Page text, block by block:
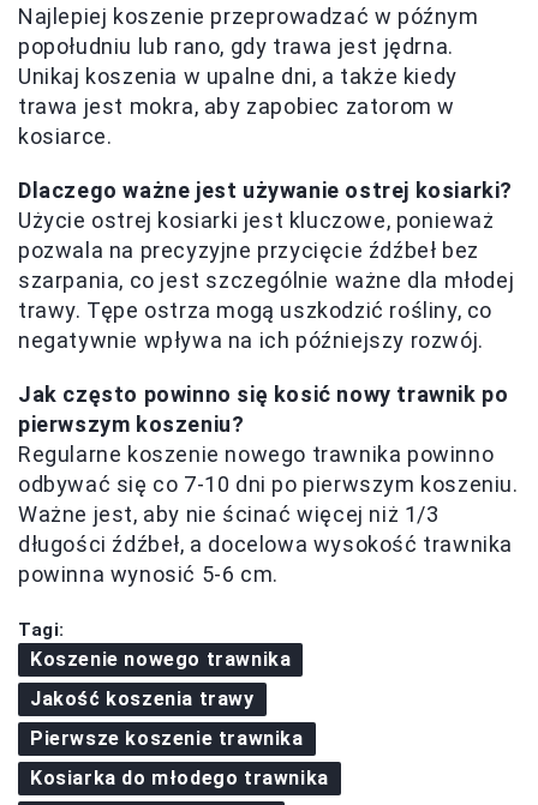
Najlepiej koszenie przeprowadzać w późnym
popołudniu lub rano, gdy trawa jest jędrna.
Unikaj koszenia w upalne dni, a także kiedy
trawa jest mokra, aby zapobiec zatorom w
kosiarce.
Dlaczego ważne jest używanie ostrej kosiarki?
Użycie ostrej kosiarki jest kluczowe, ponieważ
pozwala na precyzyjne przycięcie źdźbeł bez
szarpania, co jest szczególnie ważne dla młodej
trawy. Tępe ostrza mogą uszkodzić rośliny, co
negatywnie wpływa na ich późniejszy rozwój.
Jak często powinno się kosić nowy trawnik po
pierwszym koszeniu?
Regularne koszenie nowego trawnika powinno
odbywać się co 7-10 dni po pierwszym koszeniu.
Ważne jest, aby nie ścinać więcej niż 1/3
długości źdźbeł, a docelowa wysokość trawnika
powinna wynosić 5-6 cm.
Tagi:
Koszenie nowego trawnika
Jakość koszenia trawy
Pierwsze koszenie trawnika
Kosiarka do młodego trawnika